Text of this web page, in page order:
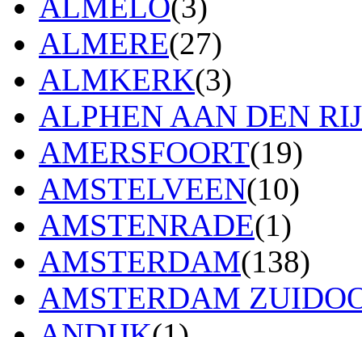
ALMERE(27)
ALMKERK(3)
ALPHEN AAN DEN
AMERSFOORT(19)
AMSTELVEEN(10)
AMSTENRADE(1)
AMSTERDAM(138)
AMSTERDAM